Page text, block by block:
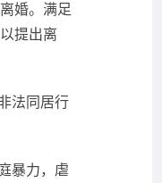
婚。满足
提出离
法同居行
暴力，虐